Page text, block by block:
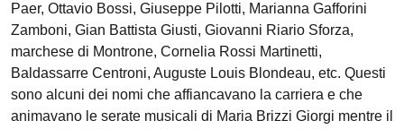
Paer, Ottavio Bossi, Giuseppe Pilotti, Marianna Gafforini
Zamboni, Gian Battista Giusti, Giovanni Riario Sforza,
marchese di Montrone, Cornelia Rossi Martinetti,
Baldassarre Centroni, Auguste Louis Blondeau, etc. Questi
sono alcuni dei nomi che affiancavano la carriera e che
animavano le serate musicali di Maria Brizzi Giorgi mentre il